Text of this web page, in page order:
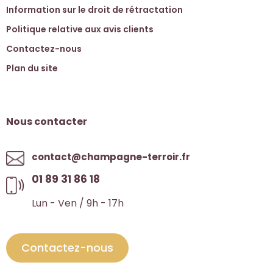
Information sur le droit de rétractation
Politique relative aux avis clients
Contactez-nous
Plan du site
Nous contacter
contact@champagne-terroir.fr
01 89 31 86 18
Lun - Ven / 9h - 17h
Contactez-nous